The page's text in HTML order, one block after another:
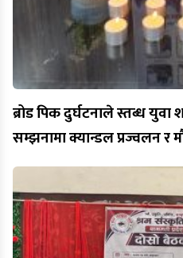
ब्रोड पिक दुर्घटनाले स्तब्ध
सम्झनामा क्यान्डल प्रज्वलन र